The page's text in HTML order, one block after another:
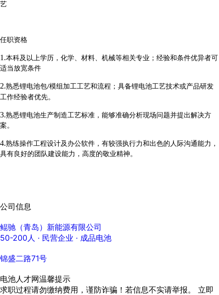
艺
任职资格
1.本科及以上学历，化学、材料、机械等相关专业 ； 经验和条件优异者可
适当放宽条件
2.熟悉锂电池包/模组加工工艺和流程 ； 具备锂电池工艺技术或产品研发
工作经验者优先。
3.熟悉锂电池生产制造工艺标准，能够准确分析现场问题并提出解决方
案。
4.熟练操作工程设计及办公软件，有较强执行力和出色的人际沟通能力，
具有良好的团队建设能力，高度的敬业精神。
公司信息
鲲驰（青岛）新能源有限公司
50-200人 · 民营企业 · 成品电池
锦盛二路71号
电池人才网温馨提示
求职过程请勿缴纳费用，谨防诈骗！若信息不实请举报。 立即